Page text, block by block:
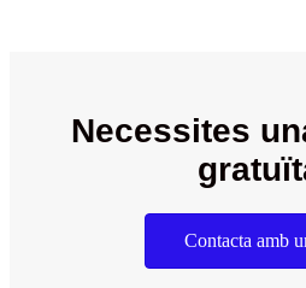
Necessites
Contacta amb